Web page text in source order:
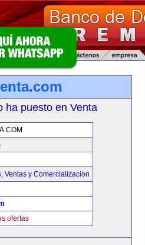
ha puesto en Venta
, Ventas y Comercializacion
ofertas